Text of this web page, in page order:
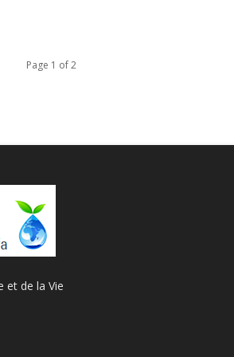
Page 1 of 2
et de la Vie